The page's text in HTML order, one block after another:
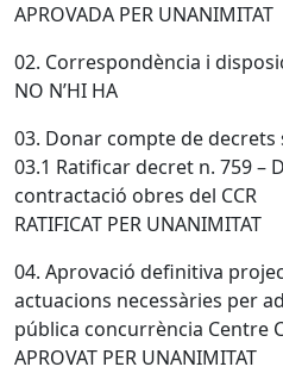
APROVADA PER UNANIMITAT
02. Correspondència i
NO N’HI HA
03. Donar compte de decrets
03.1 Ratificar decret n. 759 –
contractació obres del CCR
RATIFICAT PER UNANIMITAT
04. Aprovació definitiva
actuacions necessàries per
pública concurrència Centre
APROVAT PER UNANIMITAT